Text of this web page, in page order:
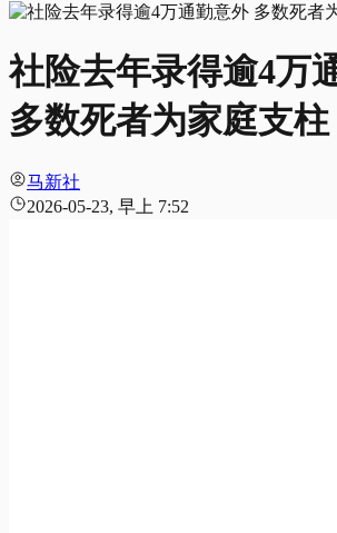
社险去年录得逾4万
多数死者为家庭支柱
马新社
2026-05-23, 早上 7:52